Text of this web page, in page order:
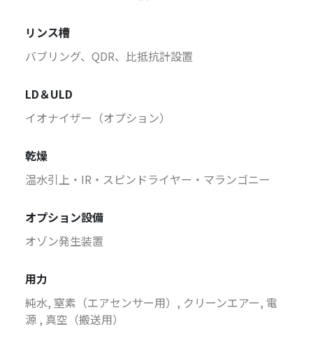
リンス槽
バブリング、QDR、比抵抗計設置
LD＆ULD
イオナイザー（オプション）
乾燥
温水引上・IR・スピンドライヤー・マランゴニー
オプション設備
オゾン発生装置
用力
純水, 窒素（エアセンサー用）, クリーンエアー, 電
源 , 真空（搬送用）